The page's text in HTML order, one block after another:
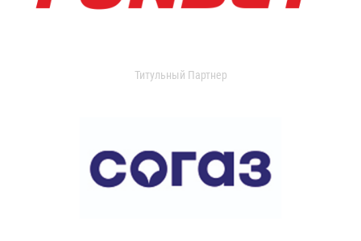
Титульный Партнер